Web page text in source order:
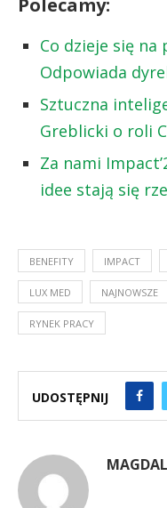
Polecamy:
Co dzieje się
Odpowiada
Sztuczna
Greblicki o roli
Za nami
idee stają się
BENEFITY IMPACT
LUX MED NAJNOWSZE
RYNEK PRACY
UDOSTĘPNIJ